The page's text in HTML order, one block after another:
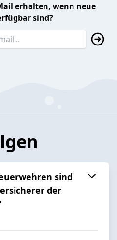
erhalten, wenn neue
sind?
sind
der